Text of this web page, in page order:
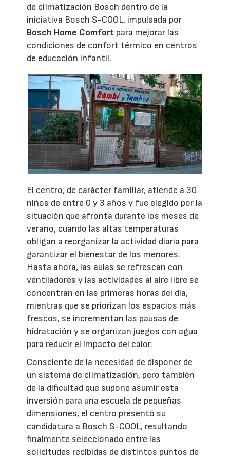
de climatización Bosch dentro de la
iniciativa Bosch S-COOL, impulsada por
Bosch Home Comfort para mejorar las
condiciones de confort térmico en centros
de educación infantil.
El centro, de carácter familiar, atiende a 30
niños de entre 0 y 3 años y fue elegido por la
situación que afronta durante los meses de
verano, cuando las altas temperaturas
obligan a reorganizar la actividad diaria para
garantizar el bienestar de los menores.
Hasta ahora, las aulas se refrescan con
ventiladores y las actividades al aire libre se
concentran en las primeras horas del día,
mientras que se priorizan los espacios más
frescos, se incrementan las pausas de
hidratación y se organizan juegos con agua
para reducir el impacto del calor.
Consciente de la necesidad de disponer de
un sistema de climatización, pero también
de la dificultad que supone asumir esta
inversión para una escuela de pequeñas
dimensiones, el centro presentó su
candidatura a Bosch S-COOL, resultando
finalmente seleccionado entre las
solicitudes recibidas de distintos puntos de